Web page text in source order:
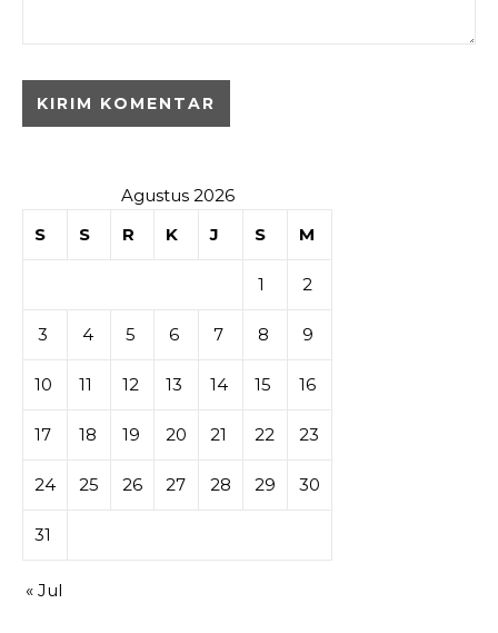
Agustus 2026
S
S R K J S M
1 2
3 4 5 6 7 8 9
10 11 12 13 14 15 16
17 18 19 20 21 22 23
24 25 26 27 28 29 30
31
« Jul